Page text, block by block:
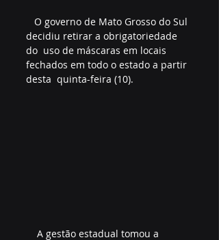
decidiu retirar a obrigatoriedade
do  uso de máscaras em locais
fechados em todo o estado a partir
desta  quinta-feira (10).